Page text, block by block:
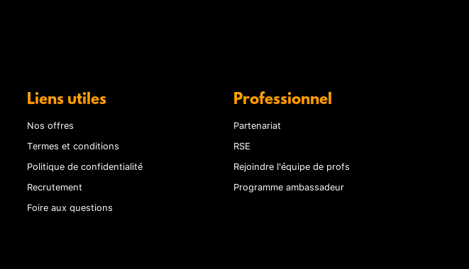
Liens utiles
Nos offres
Termes et conditions
Politique de confidentialité
Recrutement
Foire aux questions
Professionnel
Partenariat
RSE
Rejoindre l'équipe de profs
Programme ambassadeur